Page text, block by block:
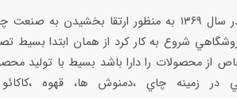
بسيط در سال ۱۳۶۹ به منظور ارتقا بخشيدن به
شروع به كار كرد از همان ابتدا بسيط
از محصولات را دارا باشد بسيط با توليد
زمينه چاي ،دمنوش ها، قهوه ،كاكائو